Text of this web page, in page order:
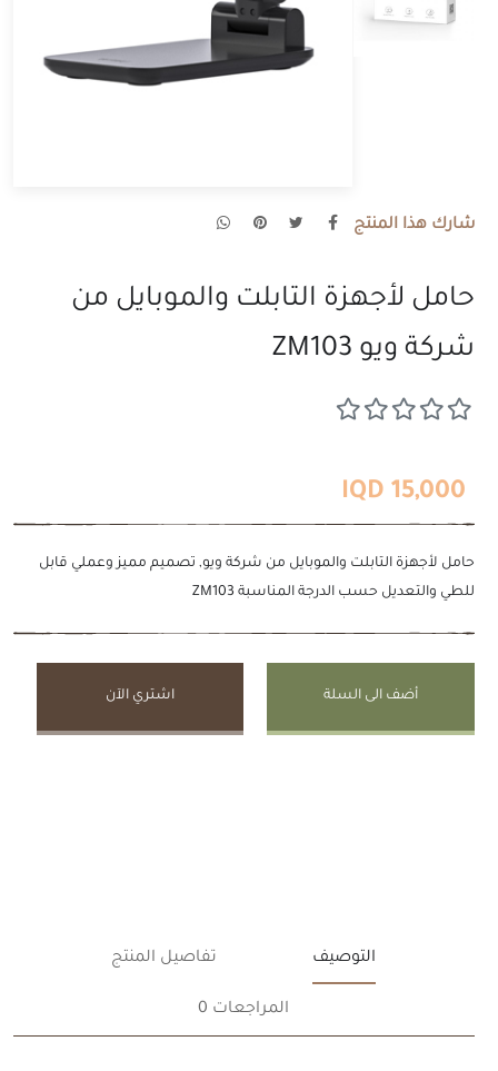
شارك هذا المنتج
حامل لأجهزة التابلت والموبايل من
شركة ويو ZM103
15,000 IQD
حامل لأجهزة التابلت والموبايل من شركة ويو, تصميم مميز وعملي قابل
للطي والتعديل حسب الدرجة المناسبة ZM103
أضف الى السلة اشتري الآن
التوصيف تفاصيل المنتج
المراجعات 0